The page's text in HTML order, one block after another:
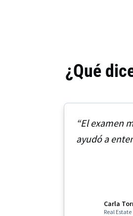
¿Qué
“El examen
ayudó a
Carla
Real Estate